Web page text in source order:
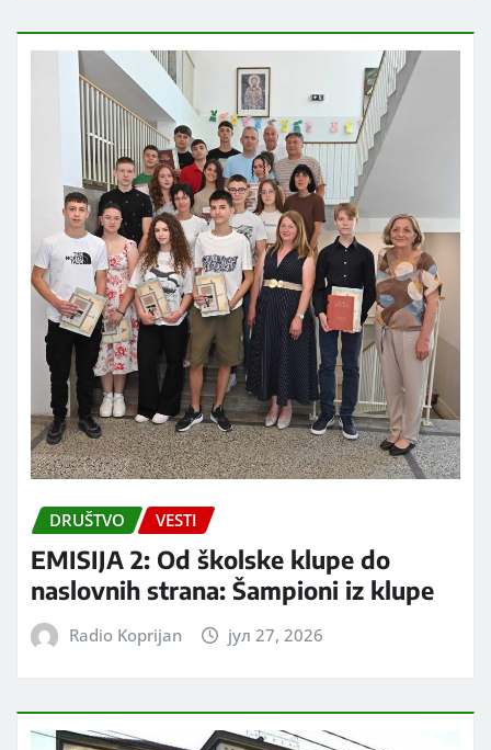
DRUŠTVO VESTI
EMISIJA 2: Od školske klupe do
naslovnih strana: Šampioni iz klupe
Radio Koprijan јул 27, 2026